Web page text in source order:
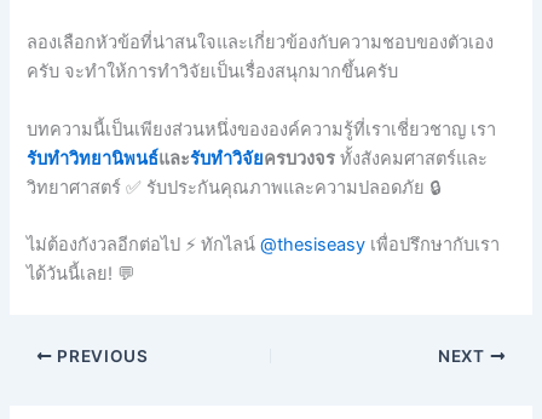
ลองเลือกหัวข้อที่น่าสนใจและเกี่ยวข้องกับความชอบของตัวเอง
ครับ จะทำให้การทำวิจัยเป็นเรื่องสนุกมากขึ้นครับ
บทความนี้เป็นเพียงส่วนหนึ่งขององค์ความรู้ที่เราเชี่ยวชาญ เรา
รับทำวิทยานิพนธ์และรับทำวิจัยครบวงจร ทั้งสังคมศาสตร์และ
วิทยาศาสตร์ ✅ รับประกันคุณภาพและความปลอดภัย 🔒
ไม่ต้องกังวลอีกต่อไป ⚡ ทักไลน์@thesiseasy เพื่อปรึกษากับเรา
ได้วันนี้เลย! 💬
PREVIOUS NEXT